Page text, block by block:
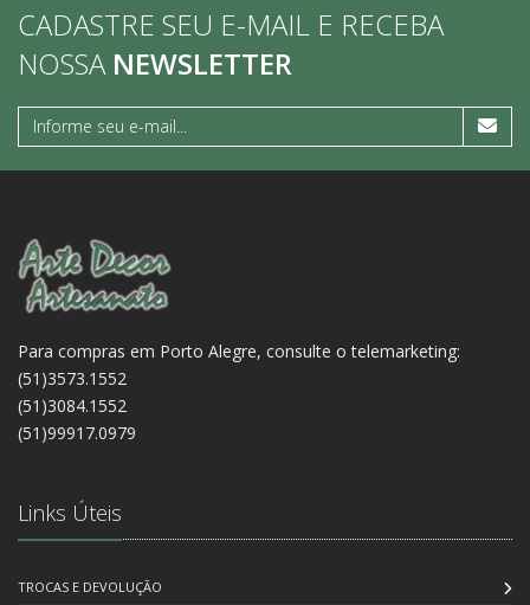
CADASTRE SEU E-MAIL E RECEBA
NOSSA NEWSLETTER
Para compras em Porto Alegre, consulte o telemarketing:
(51)3573.1552
(51)3084.1552
(51)99917.0979
Links Úteis
TROCAS E DEVOLUÇÃO